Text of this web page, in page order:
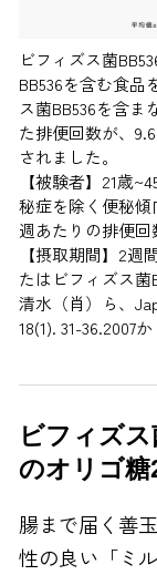
ビフィズス菌
BB536を含む食
ス菌BB536を含
た排便回数が、
されました。
【被験者】21歳
秘症を除く便秘傾
週あたりの排便回
【摂取期間】2週
たはビフィズス菌
清水（肖）ら、
18(1). 31-36.2007
ビフィズ
のオリゴ
腸まで届く善
性の良い「ミ